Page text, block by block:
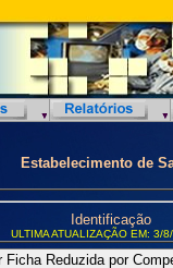
Estabelecimento de
Identificação
ULTIMA ATUALIZAÇÃO EM: